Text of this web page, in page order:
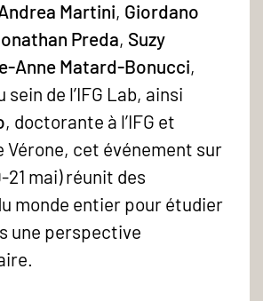
Martini, Giordano
Preda, Suzy
Anne Matard-Bonucci,
de l’IFG Lab, ainsi
, doctorante à l’IFG et
Vérone, cet événement sur
21 mai) réunit des
monde entier pour étudier
une perspective